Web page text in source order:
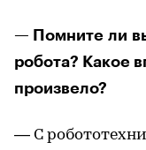
— Помните ли
робота? Какое
произвело?
— С